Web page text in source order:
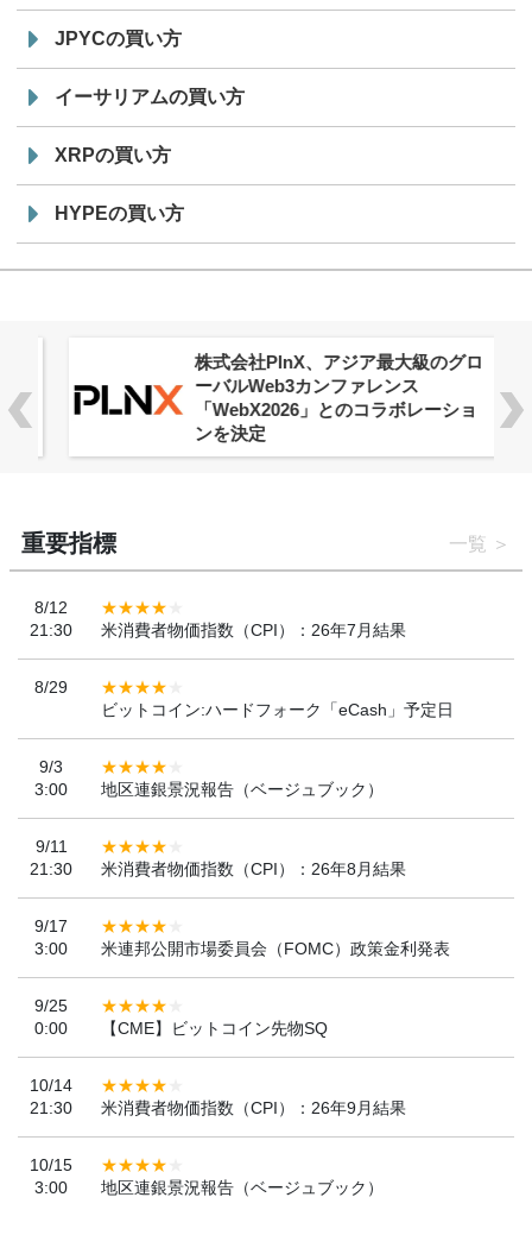
JPYCの買い方
イーサリアムの買い方
XRPの買い方
HYPEの買い方
株式会社PlnX、アジア最大級のグロ
ーバルWeb3カンファレンス
「WebX2026」とのコラボレーショ
ンを決定
重要指標 一覧
8/12
21:30
米消費者物価指数（CPI）：26年7月結果
8/29
ビットコイン:ハードフォーク「eCash」予定日
9/3
3:00
地区連銀景況報告（ベージュブック）
9/11
21:30
米消費者物価指数（CPI）：26年8月結果
9/17
3:00
米連邦公開市場委員会（FOMC）政策金利発表
9/25
0:00
【CME】ビットコイン先物SQ
10/14
21:30
米消費者物価指数（CPI）：26年9月結果
10/15
3:00
地区連銀景況報告（ベージュブック）